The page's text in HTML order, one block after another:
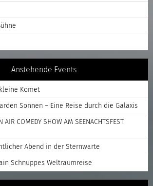
Anstehende Events
Komet
Sonnen – Eine Reise durch die Galaxis
COMEDY SHOW AM SEENACHTSFEST
Abend in der Sternwarte
Schnuppes Weltraumreise